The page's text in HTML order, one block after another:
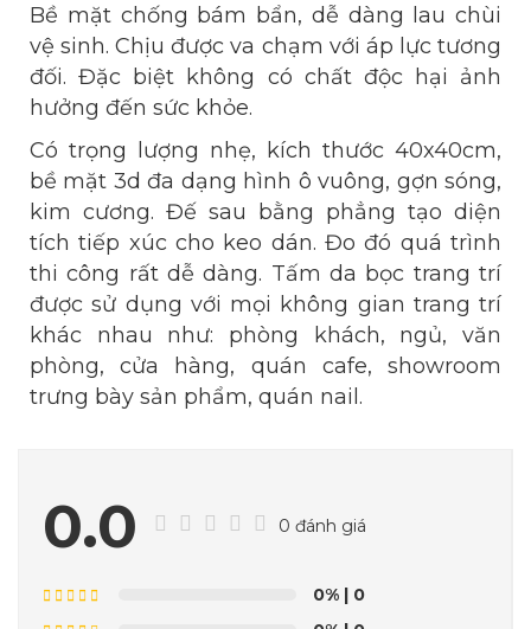
Bề mặt chống bám bẩn, dễ dàng lau chùi
vệ sinh. Chịu được va chạm với áp lực tương
đối. Đặc biệt không có chất độc hại ảnh
hưởng đến sức khỏe.
Có trọng lượng nhẹ, kích thước 40x40cm,
bề mặt 3d đa dạng hình ô vuông, gợn sóng,
kim cương. Đế sau bằng phẳng tạo diện
tích tiếp xúc cho keo dán. Đo đó quá trình
thi công rất dễ dàng. Tấm da bọc trang trí
được sử dụng với mọi không gian trang trí
khác nhau như: phòng khách, ngủ, văn
phòng, cửa hàng, quán cafe, showroom
trưng bày sản phẩm, quán nail.
0.0 0 đánh giá
0% | 0